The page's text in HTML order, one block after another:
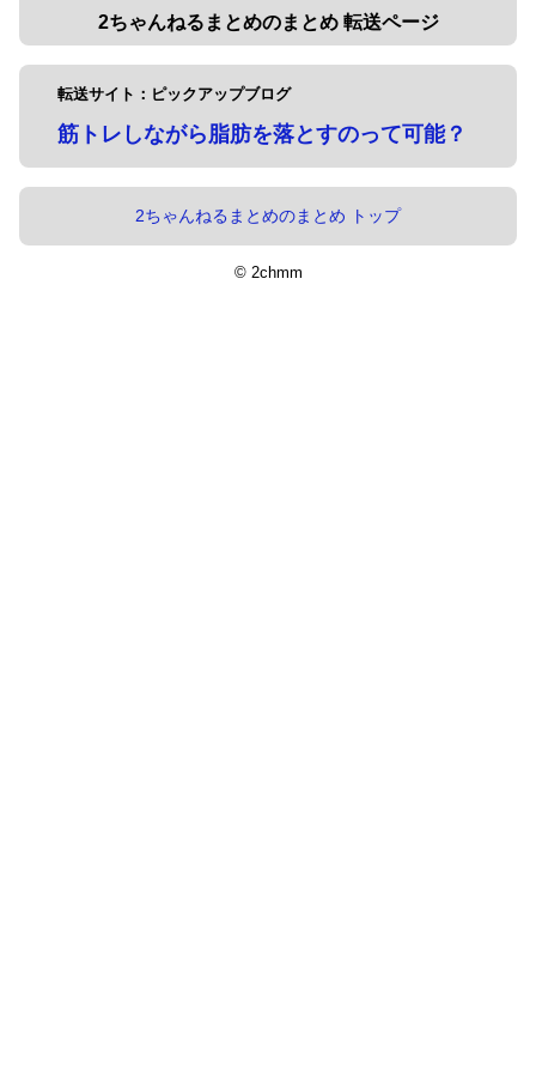
2ちゃんねるまとめのまとめ 転送ページ
転送サイト：ピックアップブログ
筋トレしながら脂肪を落とすのって可能？
2ちゃんねるまとめのまとめ トップ
© 2chmm